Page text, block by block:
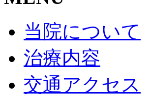
当院について
治療内容
交通アクセス